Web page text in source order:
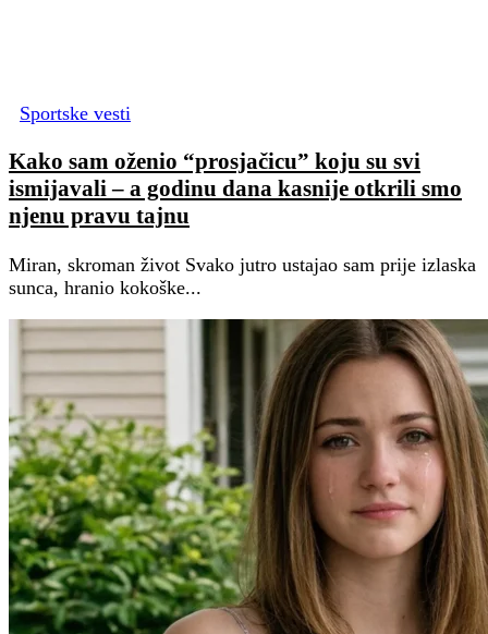
Sportske vesti
Kako sam oženio “prosjačicu” koju su svi
ismijavali – a godinu dana kasnije otkrili smo
njenu pravu tajnu
Miran, skroman život Svako jutro ustajao sam prije izlaska
sunca, hranio kokoške...